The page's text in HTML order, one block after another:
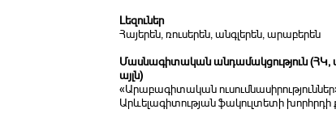
Լեզուներ
Հայերեն, ռուսերեն, անգլերեն, արաբերեն
Մասնագիտական անդամակցություն (ՀԿ,
այլն)
«Արաբագիտական
Արևելագիտության ֆակուլտետի